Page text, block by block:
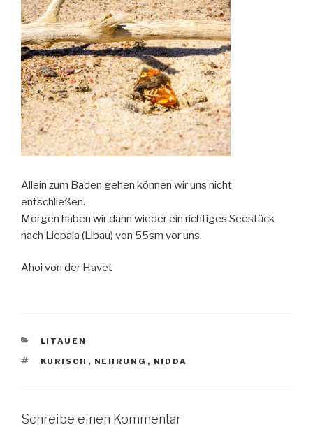
Allein zum Baden gehen können wir uns nicht
entschließen.
Morgen haben wir dann wieder ein richtiges Seestück
nach Liepaja (Libau) von 55sm vor uns.
Ahoi von der Havet
KATEGORIEN
LITAUEN
SCHLAGWÖRTER
KURISCH , NEHRUNG , NIDDA
Schreibe einen Kommentar